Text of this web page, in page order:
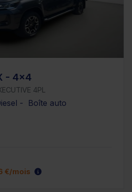
- 4x4
4PL
- Boîte auto
€/mois